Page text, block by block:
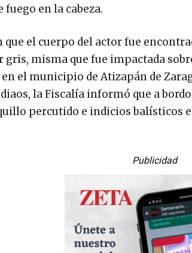
en la cabeza.
el cuerpo del actor fue
gris, misma que fue impactada
el municipio de Atizapán de
la Fiscalía informó que a
percutido e indicios balísticos
Publicidad